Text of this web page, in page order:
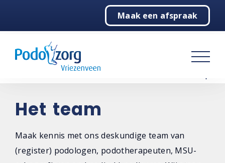
Maak een afspraak
Podotherapie
Over ons
Het team
Het team
Maak kennis met ons deskundige team van
(register) podologen, podotherapeuten, MSU-